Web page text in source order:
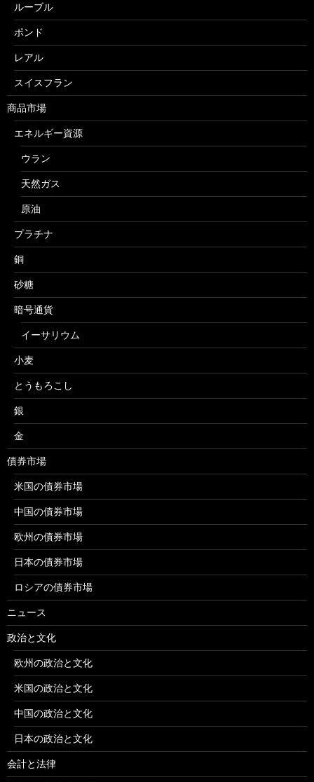
ルーブル
ポンド
レアル
スイスフラン
商品市場
エネルギー資源
ウラン
天然ガス
原油
プラチナ
銅
砂糖
暗号通貨
イーサリウム
小麦
とうもろこし
銀
金
債券市場
米国の債券市場
中国の債券市場
欧州の債券市場
日本の債券市場
ロシアの債券市場
ニュース
政治と文化
欧州の政治と文化
米国の政治と文化
中国の政治と文化
日本の政治と文化
会計と法律